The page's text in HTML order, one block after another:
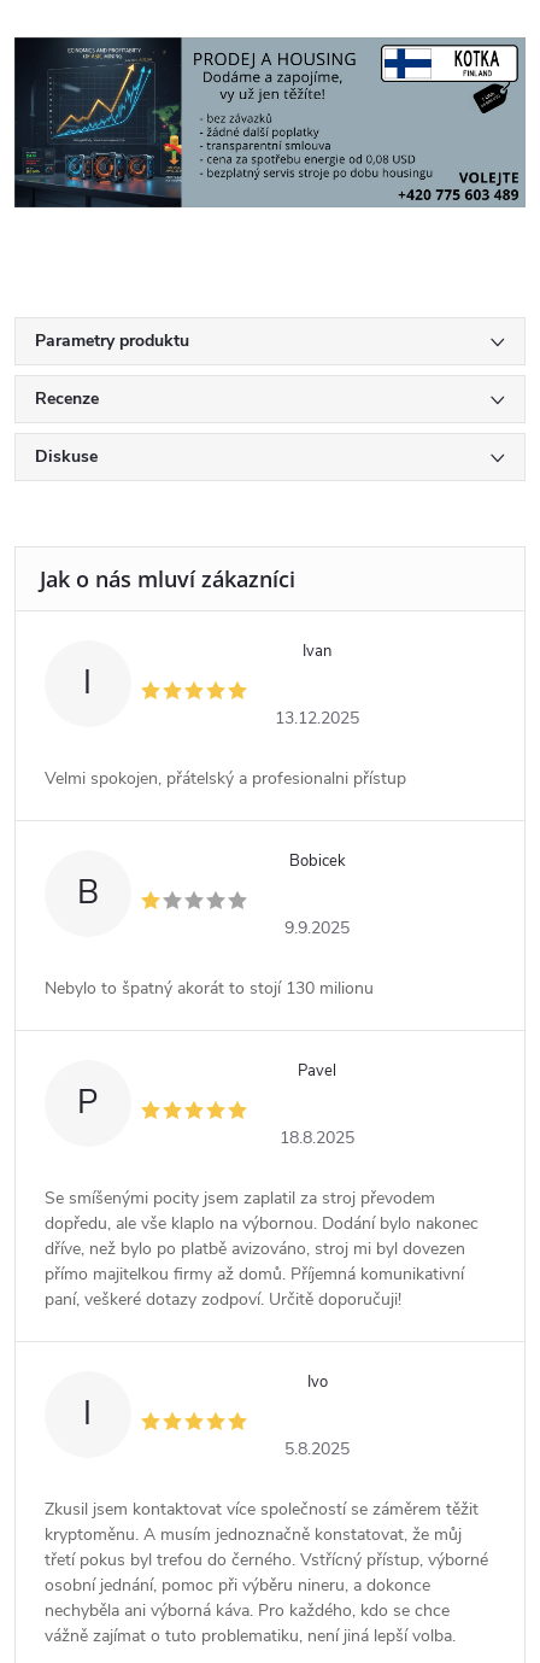
Parametry produktu
Recenze
Diskuse
I
Ivan
13.12.2025
Velmi spokojen, přátelský a profesionalni přístup
B
Bobicek
9.9.2025
Nebylo to špatný akorát to stojí 130 milionu
P
Pavel
18.8.2025
Se smíšenými pocity jsem zaplatil za stroj převodem
dopředu, ale vše klaplo na výbornou. Dodání bylo nakonec
dříve, než bylo po platbě avizováno, stroj mi byl dovezen
přímo majitelkou firmy až domů. Příjemná komunikativní
paní, veškeré dotazy zodpoví. Určitě doporučuji!
I
Ivo
5.8.2025
Zkusil jsem kontaktovat více společností se záměrem těžit
kryptoměnu. A musím jednoznačně konstatovat, že můj
třetí pokus byl trefou do černého. Vstřícný přístup, výborné
osobní jednání, pomoc při výběru nineru, a dokonce
nechyběla ani výborná káva. Pro každého, kdo se chce
vážně zajímat o tuto problematiku, není jiná lepší volba.